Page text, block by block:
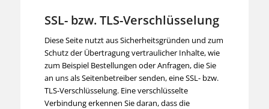
SSL- bzw. TLS-Verschlüsselung
Diese Seite nutzt aus Sicherheitsgründen und zum
Schutz der Übertragung vertraulicher Inhalte, wie
zum Beispiel Bestellungen oder Anfragen, die Sie
an uns als Seitenbetreiber senden, eine SSL- bzw.
TLS-Verschlüsselung. Eine verschlüsselte
Verbindung erkennen Sie daran, dass die